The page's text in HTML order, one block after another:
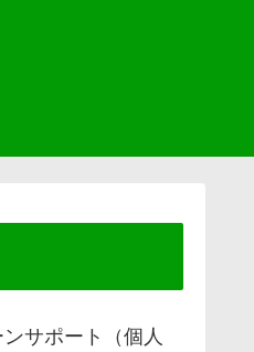
サポート（個人